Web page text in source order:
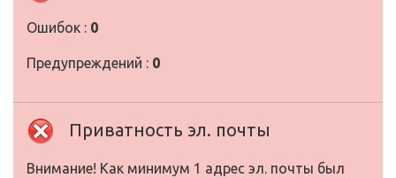
Ошибок : 0
Предупреждений : 0
Приватность эл. почты
Внимание! Как минимум 1 адрес эл. почты был